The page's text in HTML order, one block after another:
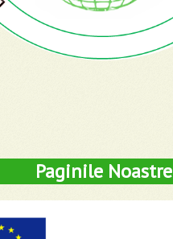
Paginile Noastre